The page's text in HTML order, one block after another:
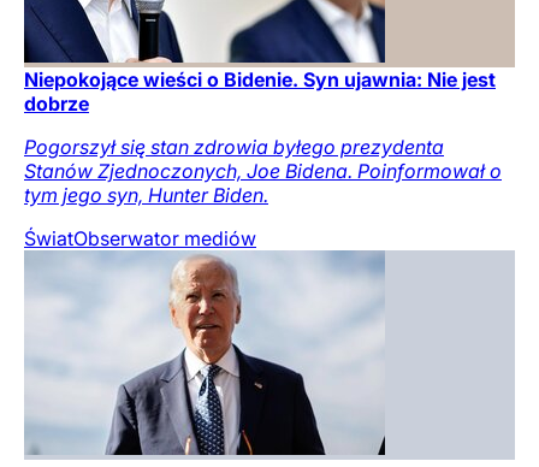
Niepokojące wieści o Bidenie. Syn ujawnia: Nie jest
dobrze
Pogorszył się stan zdrowia byłego prezydenta
Stanów Zjednoczonych, Joe Bidena. Poinformował o
tym jego syn, Hunter Biden.
ŚwiatObserwator mediów